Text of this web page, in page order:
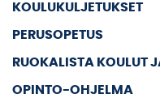
KOULUKULJETUKSET
PERUSOPETUS
RUOKALISTA KOULUT
OPINTO-OHJELMA